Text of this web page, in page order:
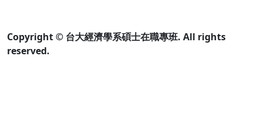
Copyright © 台大經濟學系碩士在職專班. All rights
reserved.